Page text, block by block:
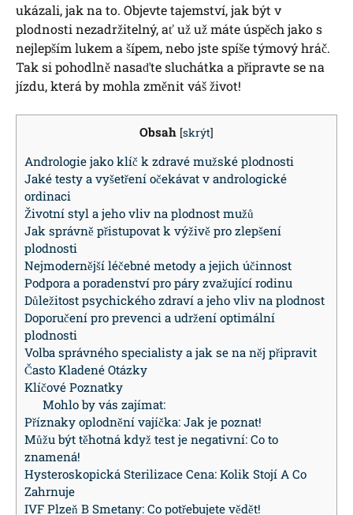
ukázali, jak na to. Objevte tajemství, jak být v
plodnosti nezadržitelný, ať už už máte úspěch jako s
nejlepším lukem a šípem, nebo jste spíše týmový hráč.
Tak si pohodlně nasaďte sluchátka a připravte se na
jízdu, která by mohla změnit váš život!
Obsah [skrýt]
Andrologie jako klíč k zdravé mužské plodnosti
Jaké testy a vyšetření očekávat v andrologické
ordinaci
Životní styl a jeho vliv na plodnost mužů
Jak správně přistupovat k výživě pro zlepšení
plodnosti
Nejmodernější léčebné metody a jejich účinnost
Podpora a poradenství pro páry zvažující rodinu
Důležitost psychického zdraví a jeho vliv na plodnost
Doporučení pro prevenci a udržení optimální
plodnosti
Volba správného specialisty a jak se na něj připravit
Často Kladené Otázky
Klíčové Poznatky
Mohlo by vás zajímat:
Příznaky oplodnění vajíčka: Jak je poznat!
Můžu být těhotná když test je negativní: Co to
znamená!
Hysteroskopická Sterilizace Cena: Kolik Stojí A Co
Zahrnuje
IVF Plzeň B Smetany: Co potřebujete vědět!